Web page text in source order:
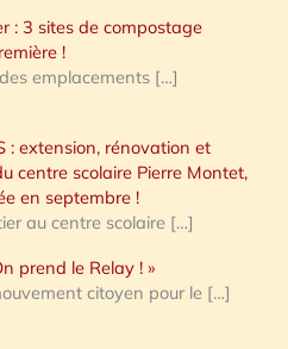
: 3 sites de compostage
!
emplacements […]
: extension, rénovation et
centre scolaire Pierre Montet,
en septembre !
au centre scolaire […]
prend le Relay ! »
citoyen pour le […]